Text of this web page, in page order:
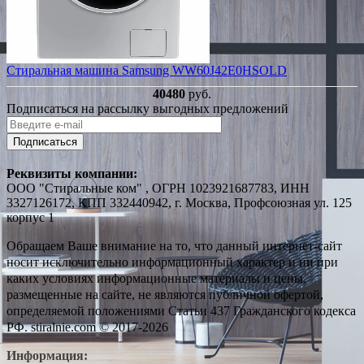
Стиральная машина Samsung WW60J42E0HSOLD
40480 руб.
Подписаться на рассылку выгодных предложений
Подписаться
Реквизиты компании:
ООО "Стиральные ком" , ОГРН 1023921687783, ИНН
3327126172, КПП 332440942, г. Москва, Профсоюзная ул. 125
корпус 1
Обращаем Ваше внимание на то, что данный интернет-сайт
носит исключительно информационный характер и ни при
каких условиях информационные материалы и цены,
размещенные на сайте, не являются публичной офертой,
определяемой положениями Статьи 437 Гражданского кодекса
РФ. stiralnie.com © 2017-2026
Информация: